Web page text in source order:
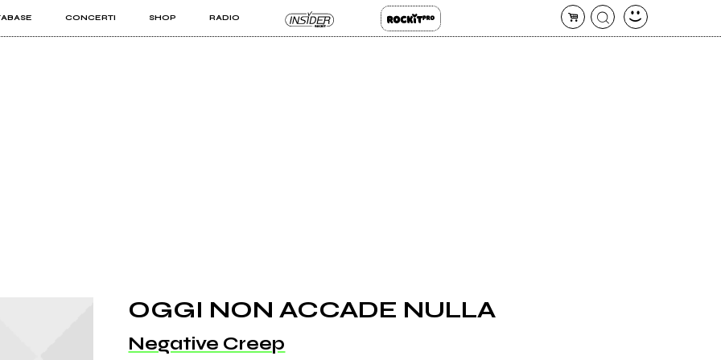
CONCERTI SHOP RADIO
PRO
OGGI NON ACCADE NULLA
Negative Creep